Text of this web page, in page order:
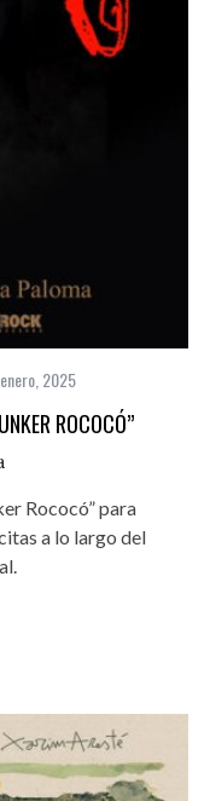
2025
ROCOCÓ”
Rococó” para
a lo largo del